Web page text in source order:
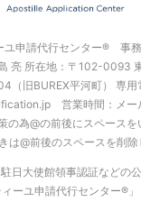
ユ申請代行センター® 事
亮 所在地：〒102-0093
（旧BUREX平河町） 専
営業時間：メー
の為@の前後にスペース
は@前後のスペースを削除
日大使館領事認証などの
ーユ申請代行センター®」